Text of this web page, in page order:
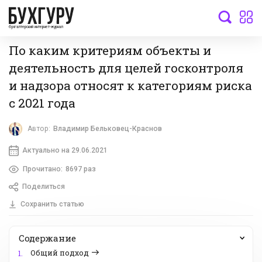
бухгалтерский интернет-журнал
По каким критериям объекты и
деятельность для целей госконтроля
и надзора относят к категориям риска
с 2021 года
Автор: Владимир Бельковец-Краснов
Актуально на 29.06.2021
Прочитано: 8697 раз
Поделиться
Сохранить статью
Содержание
1.
Общий подход